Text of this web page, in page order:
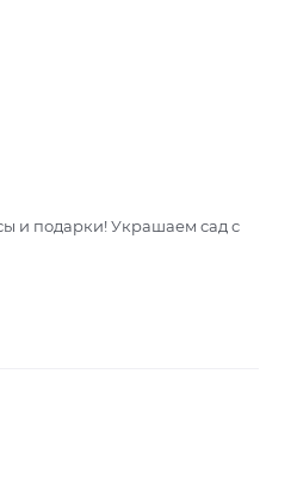
и подарки! Украшаем сад с